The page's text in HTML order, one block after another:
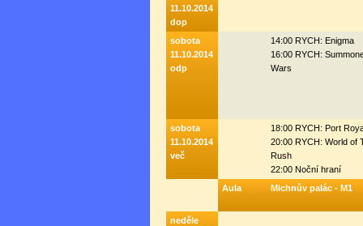
11.10.2014
dop
sobota
11.10.2014
odp
14:00 RYCH: Enigma
16:00 RYCH:
Wars
sobota
11.10.2014
več
18:00 RYCH: Port
20:00 RYCH: World of
Rush
22:00 Noční hraní
Aula
Michnův palác - M1
neděle